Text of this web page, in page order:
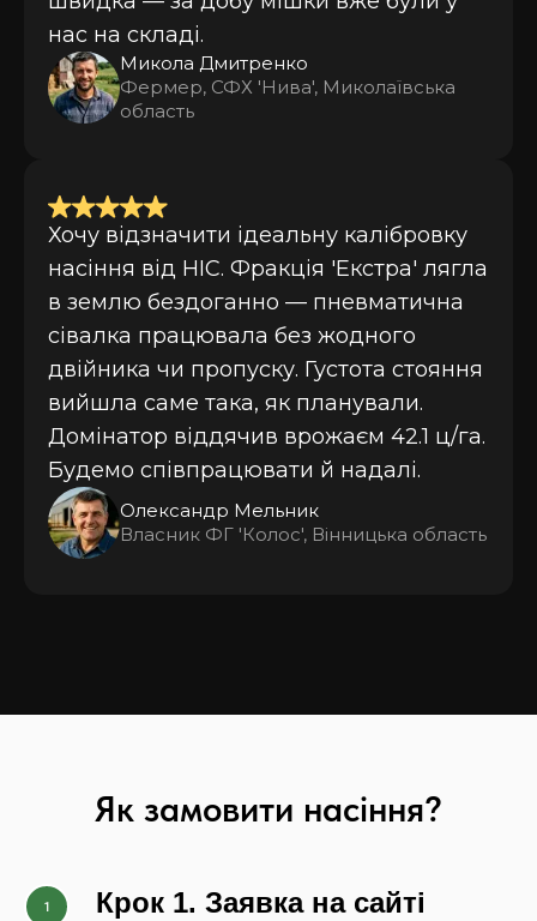
нас на складі.
Микола Дмитренко
Фермер, СФХ 'Нива', Миколаївська
область
Хочу відзначити ідеальну калібровку
насіння від НІС. Фракція 'Екстра' лягла
в землю бездоганно — пневматична
сівалка працювала без жодного
двійника чи пропуску. Густота стояння
вийшла саме така, як планували.
Домінатор віддячив врожаєм 42.1 ц/га.
Будемо співпрацювати й надалі.
Олександр Мельник
Власник ФГ 'Колос', Вінницька область
Як замовити насіння?
Крок 1. Заявка на сайті